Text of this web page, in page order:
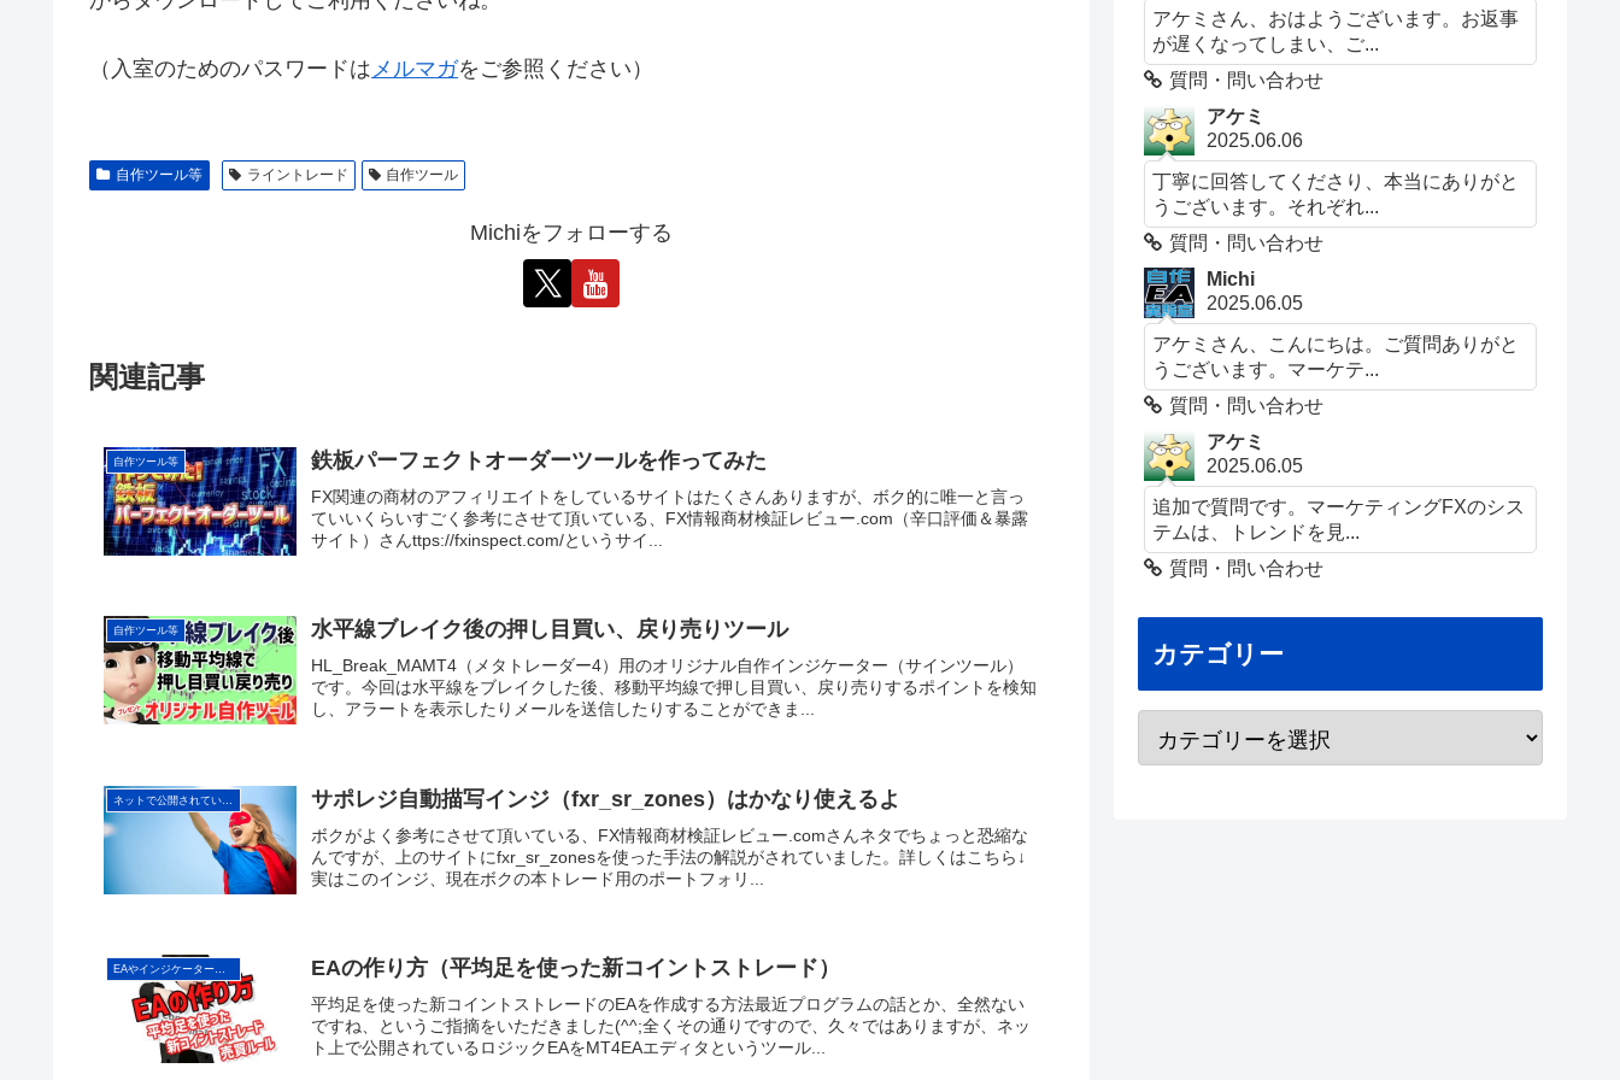
（入室のためのパスワードはメルマガをご参照ください）
自作ツール等 ライントレード 自作ツール
Michiをフォローする
関連記事
自作ツール等 鉄板パーフェクトオーダーツールを作ってみた
FX関連の商材のアフィリエイトをしているサイトはたくさんありますが、ボク的に唯一と言っ
ていいくらいすごく参考にさせて頂いている、FX情報商材検証レビュー.com（辛口評価＆暴露
サイト）さんttps://fxinspect.com/というサイ...
自作ツール等 水平線ブレイク後の押し目買い、戻り売りツール
HL_Break_MAMT4（メタトレーダー4）用のオリジナル自作インジケーター（サインツール）
です。今回は水平線をブレイクした後、移動平均線で押し目買い、戻り売りするポイントを検知
し、アラートを表示したりメールを送信したりすることができま...
サポレジ自動描写インジ（fxr_sr_zones）はかなり使えるよ
ボクがよく参考にさせて頂いている、FX情報商材検証レビュー.comさんネタでちょっと恐縮な
んですが、上のサイトにfxr_sr_zonesを使った手法の解説がされていました。詳しくはこちら↓
実はこのインジ、現在ボクの本トレード用のポートフォリ...
EAやインジケーターの作り方 EAの作り方（平均足を使った新コイントストレード）
平均足を使った新コイントストレードのEAを作成する方法最近プログラムの話とか、全然ない
ですね、というご指摘をいただきました(^^;全くその通りですので、久々ではありますが、ネッ
ト上で公開されているロジックEAをMT4EAエディタというツール...
アケミさん、おはようございます。お返事
が遅くなってしまい、ご...
質問・問い合わせ
アケミ
2025.06.06
丁寧に回答してくださり、本当にありがと
うございます。それぞれ...
質問・問い合わせ
Michi
2025.06.05
アケミさん、こんにちは。ご質問ありがと
うございます。マーケテ...
質問・問い合わせ
アケミ
2025.06.05
追加で質問です。マーケティングFXのシス
テムは、トレンドを見...
質問・問い合わせ
カテゴリー